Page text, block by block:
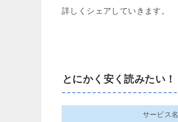
詳しくシェアしていきます。
とにかく安く読みたい！
サービス名